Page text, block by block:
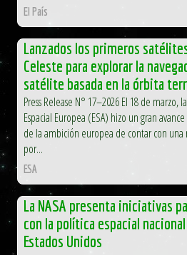
El País
Lanzados los primeros
Celeste para explorar la
satélite basada en la órbita
Press Release N° 17–2026 El 18 de marzo,
Espacial Europea (ESA) hizo un gran
de la ambición europea de contar con una
por...
ESA
La NASA presenta iniciativas
con la política espacial
Estados Unidos